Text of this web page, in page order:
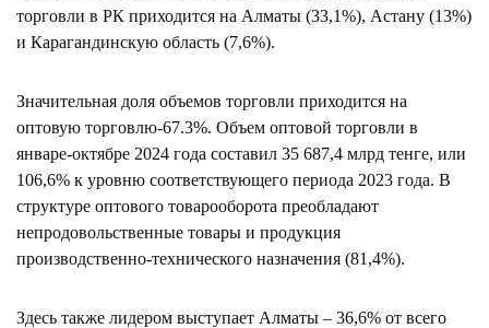
торговли в РК приходится на Алматы (33,1%), Астану (13%)
и Карагандинскую область (7,6%).
Значительная доля объемов торговли приходится на
оптовую торговлю-67.3%. Объем оптовой торговли в
январе-октябре 2024 года составил 35 687,4 млрд тенге, или
106,6% к уровню соответствующего периода 2023 года. В
структуре оптового товарооборота преобладают
непродовольственные товары и продукция
производственно-технического назначения (81,4%).
Здесь также лидером выступает Алматы – 36,6% от всего